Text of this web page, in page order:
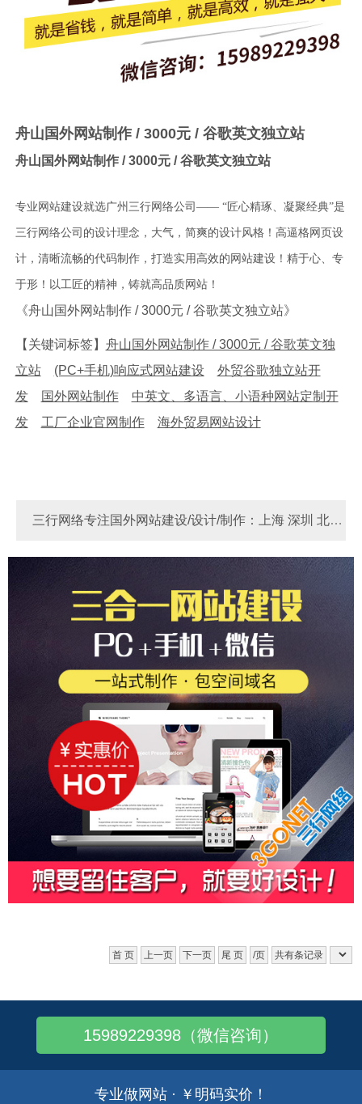
舟山国外网站制作 / 3000元 / 谷歌英文独立站
舟山国外网站制作 / 3000元 / 谷歌英文独立站
专业网站建设就选广州三行网络公司—— “匠心精琢、凝聚经典”是
三行网络公司的设计理念，大气，简爽的设计风格！高逼格网页设
计，清晰流畅的代码制作，打造实用高效的网站建设！精于心、专
于形！以工匠的精神，铸就高品质网站！
《舟山国外网站制作 / 3000元 / 谷歌英文独立站》
【关键词标签】 舟山国外网站制作 / 3000元 / 谷歌英文独
立站
(PC+手机)响应式网站建设
外贸谷歌独立站开
发
国外网站制作
中英文、多语言、小语种网站定制开
发
工厂企业官网制作 海外贸易网站设计
三行网络专注国外网站建设/设计/制作：上海 深圳 北京
河南 河北 苏州 东莞 宁波 广州 厦门 青岛 天津 成都 重庆
杭州 无锡 佛山 南京 郑州 大连 烟台 西安
Link 做国外网站多少费用？ 国外网站制作 国外独
立站 - 锚定全球客群，实现外贸飞跃！ 做国外网站多少
钱？国外网站制作价格费用
首 页 上一页 下一页 尾 页 /页 共有条记录
15989229398（微信咨询）
专业做网站 · ￥明码实价！